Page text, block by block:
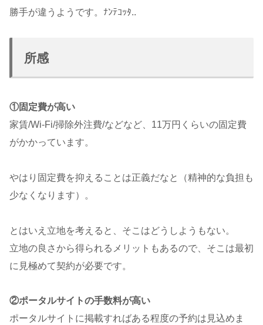
勝手が違うようです。ﾅﾝﾃｺｯﾀ..
所感
①固定費が高い
家賃/Wi-Fi/掃除外注費/などなど、11万円くらいの固定費
がかかっています。
やはり固定費を抑えることは正義だなと（精神的な負担も
少なくなります）。
とはいえ立地を考えると、そこはどうしようもない。
立地の良さから得られるメリットもあるので、そこは最初
に見極めて契約が必要です。
②ポータルサイトの手数料が高い
ポータルサイトに掲載すればある程度の予約は見込めま